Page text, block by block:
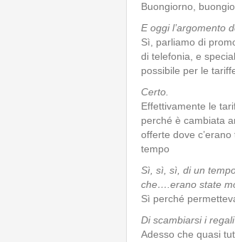
Buongiorno,
E oggi l’argomento
Sì, parliamo di
di telefonia, e
possibile per le
Certo.
Effettivamente le
perché è cambiata
offerte dove c’erano
tempo
Sì, sì, sì, di un
che….erano state
Sì perché
Di scambiarsi i
Adesso che quasi